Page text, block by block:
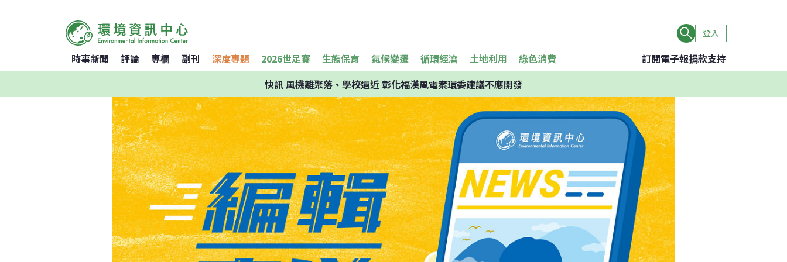
登入
時事新聞 評論 專欄 副刊 深度專題 2026世足賽 生態保育 氣候變遷 循環經濟 土地利用 綠色消費 訂閱電子報捐款支持
快訊風機離聚落、學校過近 彰化福漢風電案環委建議不應開發